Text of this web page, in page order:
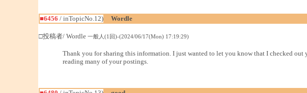
■6456 / inTopicNo.12)
Wordle
□投稿者/ Wordle 一般人(1回)-(2024/06/17(Mon) 17:19:29)
Thank you for sharing this information. I just wanted to let you know that I checked out
reading many of your postings.